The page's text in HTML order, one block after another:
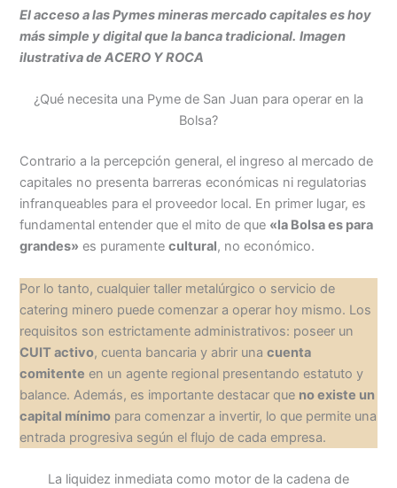
El acceso a lasPymes mineras mercado capitaleses hoy
más simple y digital que la banca tradicional. Imagen
ilustrativa de ACERO Y ROCA
¿Qué necesita una Pyme de San Juan para operar en la
Bolsa?
Contrario a la percepción general, el ingreso al mercado de
capitales no presenta barreras económicas ni regulatorias
infranqueables para el proveedor local. En primer lugar, es
fundamental entender que el mito de que «la Bolsa es para
grandes» es puramentecultural, no económico.
Por lo tanto, cualquier taller metalúrgico o servicio de
catering minero puede comenzar a operar hoy mismo. Los
requisitos son estrictamente administrativos: poseer un
CUIT activo, cuenta bancaria y abrir unacuenta
comitente en un agente regional presentando estatuto y
balance. Además, es importante destacar que no existe un
capital mínimo para comenzar a invertir, lo que permite una
entrada progresiva según el flujo de cada empresa.
La liquidez inmediata como motor de la cadena de